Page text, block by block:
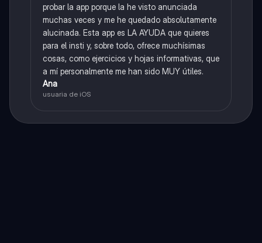
probar la app porque la he visto anunciada
muchas veces y me he quedado absolutamente
alucinada. Esta app es LA AYUDA que quieres
para el insti y, sobre todo, ofrece muchísimas
cosas, como ejercicios y hojas informativas, que
a mí personalmente me han sido MUY útiles.
Ana
usuaria de iOS